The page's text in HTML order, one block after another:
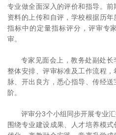
专业做全面深入的评价和指导。
资料的上传和自评，学校根据历
指标中的定量指标评分，评审专
审。
专家见面会上，教务处副处
整体安排、评审标准及工作流程
脉、开出良方，悉心指导、传经
阶。
评审分3个小组同步开展专业
围绕专业建设成果、人才培养模